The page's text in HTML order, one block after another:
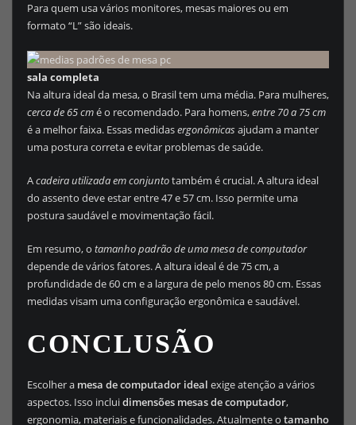
Para quem usa vários monitores, mesas maiores ou em
formato “L” são ideais.
sala completa
Na altura ideal da mesa, o Brasil tem uma média. Para mulheres,
cerca de 65 cmé o recomendado. Para homens,entre 70 a 75 cm
é a melhor faixa. Essas medidasergonômicasajudam a manter
uma postura correta e evitar problemas de saúde.
Acadeira utilizada em conjuntotambém é crucial. A altura ideal
do assento deve estar entre 47 e 57 cm. Isso permite uma
postura saudável e movimentação fácil.
Em resumo, o tamanho padrão de uma mesa de computador
depende de vários fatores. A altura ideal é de 75 cm, a
profundidade de 60 cm e a largura de pelo menos 80 cm. Essas
medidas visam uma configuração ergonômica e saudável.
CONCLUSÃO
Escolher a mesa de computador ideal exige atenção a vários
aspectos. Isso incluidimensões mesas de computador,
ergonomia, materiais e funcionalidades. Atualmente o tamanho